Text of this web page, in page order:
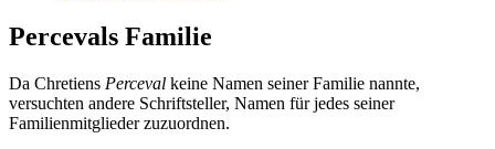
Percevals Familie
Da Chretiens Perceval keine Namen seiner Familie nannte,
versuchten andere Schriftsteller, Namen für jedes seiner
Familienmitglieder zuzuordnen.